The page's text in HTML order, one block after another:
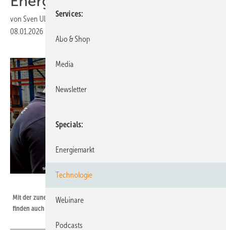
von Sven Ullrich
08.01.2026
Mit der zunehmenden Zahl der dezentralen Anlagen im Stromsystem
finden auch Angreifer mehr Einfallstore. Diese müssen gut geschützt sein.
Services
Abo & Shop
Media
Newsletter
Specials
Energiemarkt
Technologie
Webinare
Podcasts